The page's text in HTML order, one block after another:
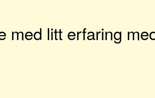
med litt erfaring